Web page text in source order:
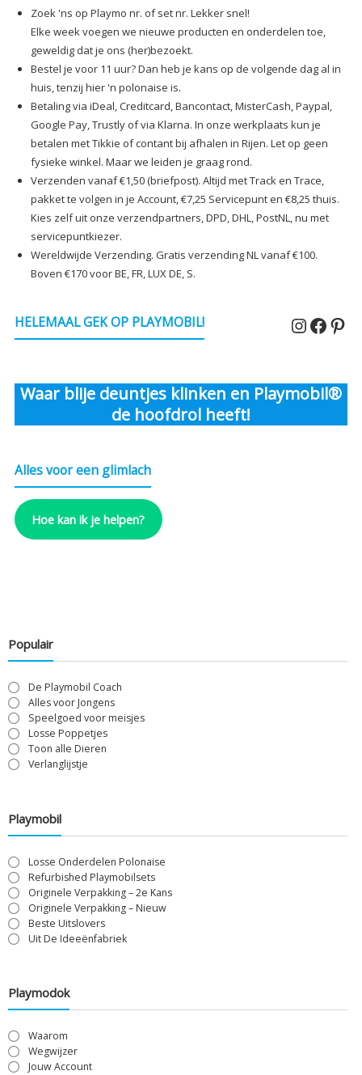
Zoek 'ns op Playmo nr. of set nr. Lekker snel!
Elke week voegen we nieuwe producten en onderdelen toe,
geweldig dat je ons (her)bezoekt.
Bestel je voor 11 uur? Dan heb je kans op de volgende dag al in
huis, tenzij hier 'n polonaise is.
Betaling via iDeal, Creditcard, Bancontact, MisterCash, Paypal,
Google Pay, Trustly of via Klarna. In onze werkplaats kun je
betalen met Tikkie of contant bij afhalen in Rijen. Let op geen
fysieke winkel. Maar we leiden je graag rond.
Verzenden vanaf €1,50 (briefpost). Altijd met Track en Trace,
pakket te volgen in je Account, €7,25 Servicepunt en €8,25 thuis.
Kies zelf uit onze verzendpartners, DPD, DHL, PostNL, nu met
servicepuntkiezer.
Wereldwijde Verzending. Gratis verzending NL vanaf €100.
Boven €170 voor BE, FR, LUX DE, S.
HELEMAAL GEK OP PLAYMOBIL!
Waar blije deuntjes klinken en Playmobil®
de hoofdrol heeft!
Alles voor een glimlach
Hoe kan ik je helpen?
Populair
De Playmobil Coach
Alles voor Jongens
Speelgoed voor meisjes
Losse Poppetjes
Toon alle Dieren
Verlanglijstje
Playmobil
Losse Onderdelen Polonaise
Refurbished Playmobilsets
Originele Verpakking – 2e Kans
Originele Verpakking – Nieuw
Beste Uitslovers
Uit De Ideeënfabriek
Playmodok
Waarom
Wegwijzer
Jouw Account